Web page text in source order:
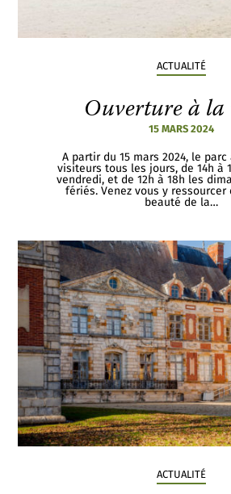
ACTUALITÉ
Ouverture à la
15 MARS 2024
A partir du 15 mars 2024, le
visiteurs tous les jours, de 14h à
vendredi, et de 12h à 18h les
fériés. Venez vous y
beauté de la…
ACTUALITÉ